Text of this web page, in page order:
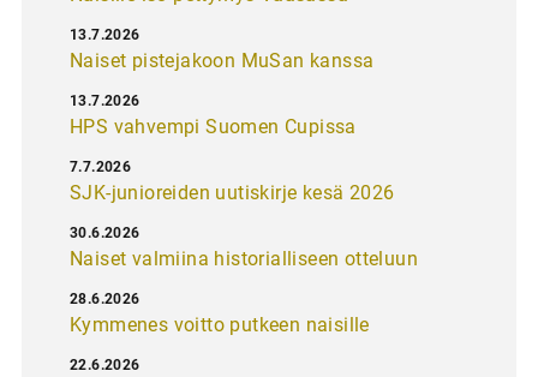
Naiset pistejakoon MuSan kanssa
13.7.2026
HPS vahvempi Suomen Cupissa
13.7.2026
SJK-junioreiden uutiskirje kesä 2026
7.7.2026
Naiset valmiina historialliseen otteluun
30.6.2026
Kymmenes voitto putkeen naisille
28.6.2026
22.6.2026